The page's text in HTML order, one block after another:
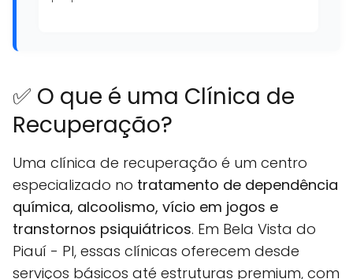
✅ O que é uma Clínica de
Recuperação?
Uma clínica de recuperação é um centro
especializado no tratamento de dependência
química, alcoolismo, vício em jogos e
transtornos psiquiátricos. Em Bela Vista do
Piauí - PI, essas clínicas oferecem desde
serviços básicos até estruturas premium, com